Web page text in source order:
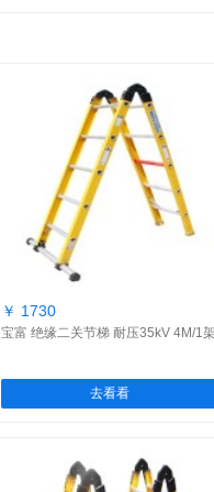
￥ 1730
宝富 绝缘二关节梯 耐压35kV 4M/1
去看看